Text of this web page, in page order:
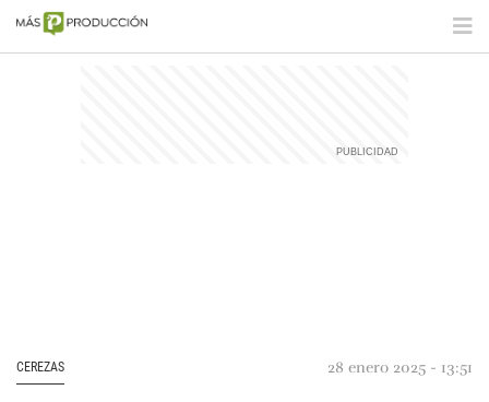
CEREZAS 28 enero 2025 - 13:51